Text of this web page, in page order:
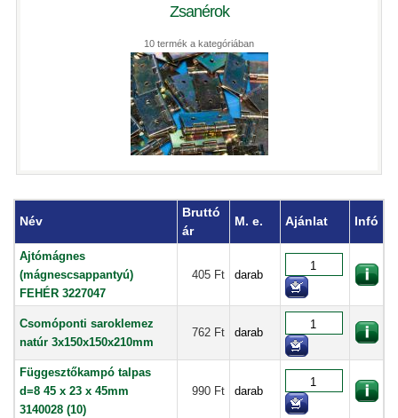
Zsanérok
10 termék a kategóriában
Név
Bruttó
ár
M. e. Ajánlat Infó
Ajtómágnes
(mágnescsappantyú)
FEHÉR 3227047
405 Ft darab
Csomóponti saroklemez
natúr 3x150x150x210mm
762 Ft darab
Függesztőkampó talpas
d=8 45 x 23 x 45mm
3140028 (10)
990 Ft darab